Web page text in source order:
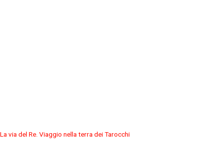
La via del Re. Viaggio nella terra dei Tarocchi